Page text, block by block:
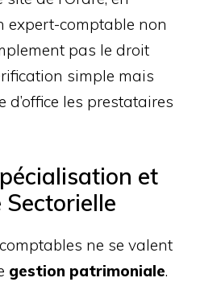
expert-comptable non
pas le droit
simple mais
d’office les prestataires
et
Sectorielle
ne se valent
gestion patrimoniale.